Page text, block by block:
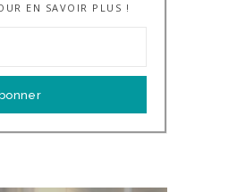
EN SAVOIR PLUS !